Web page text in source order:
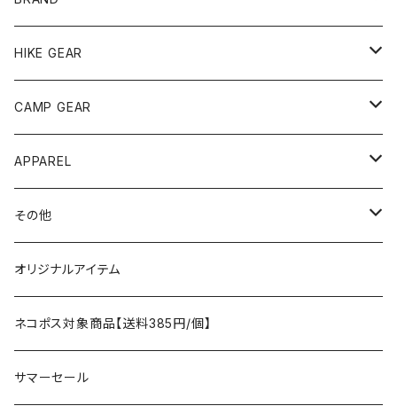
andwander
ANOBA
AO COOLERS
asobito
AS2OV
AXESQUIN
Ballistics
HIKE GEAR
テント、シェルター
バックパック
ポーチ／サコッシュ
ストレージ
パッキングアクセサリー
スリーピングギア
CAMP GEAR
テント、タープ
テント、シェルター
タープ
スリーピングギア
寝袋
マット
テーブル、チェア
テーブル
チェア
ランタン、ライト
燃料ランタン
焚火台／薪ストーブ
APPAREL
トップス
ボトムス
アンダーウェア
ハンドウェア
その他
遊び
フィッシング
ラジコン
ケア用品
雑貨
オリジナルアイテム
ネコポス対象商品【送料385円/個】
サマーセール